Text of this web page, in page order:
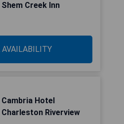
Shem Creek Inn
AVAILABILITY
Cambria Hotel
Charleston Riverview